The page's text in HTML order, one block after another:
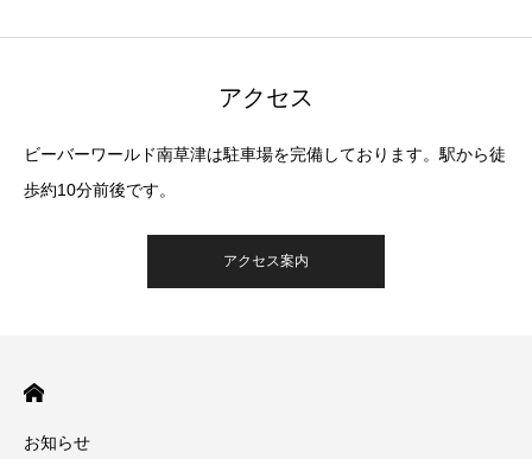
アクセス
ビーバーワールド南草津は駐車場を完備しております。駅から徒
歩約10分前後です。
アクセス案内
お知らせ